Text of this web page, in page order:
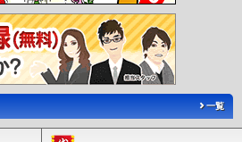
一覧